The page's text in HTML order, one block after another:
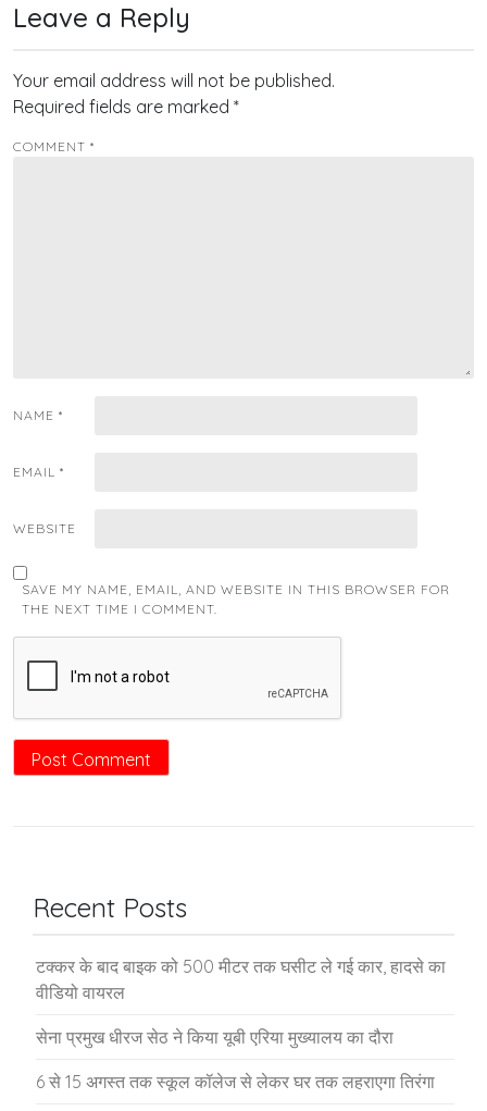
Leave a Reply
Your email address will not be published.
Required fields are marked *
COMMENT *
NAME *
EMAIL *
WEBSITE
SAVE MY NAME, EMAIL, AND WEBSITE IN THIS BROWSER FOR
THE NEXT TIME I COMMENT.
Recent Posts
टक्कर के बाद बाइक को 500 मीटर तक घसीट ले गई कार, हादसे का
वीडियो वायरल
सेना प्रमुख धीरज सेठ ने किया यूबी एरिया मुख्यालय का दौरा
6 से 15 अगस्त तक स्कूल कॉलेज से लेकर घर तक लहराएगा तिरंगा